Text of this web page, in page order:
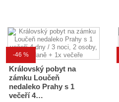
-46 %
Královský pobyt na
zámku Loučeň
nedaleko Prahy s 1
večeří 4…